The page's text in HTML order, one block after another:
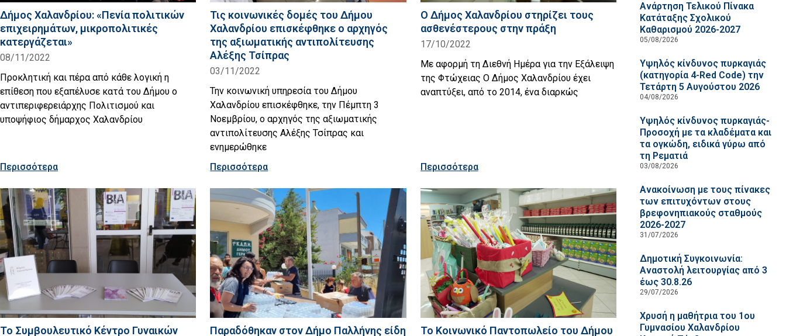
Δήμος Χαλανδρίου: «Πενία πολιτικών
επιχειρημάτων, μικροπολιτικές
κατεργάζεται»
08/11/2022
Προκλητική και πέρα από κάθε λογική η
επίθεση που εξαπέλυσε κατά του Δήμου ο
αντιπεριφερειάρχης Πολιτισμού και
υποψήφιος δήμαρχος Χαλανδρίου
Περισσότερα
Τις κοινωνικές δομές του Δήμου
Χαλανδρίου επισκέφθηκε ο αρχηγός
της αξιωματικής αντιπολίτευσης
Αλέξης Τσίπρας
03/11/2022
Την κοινωνική υπηρεσία του Δήμου
Χαλανδρίου επισκέφθηκε, την Πέμπτη 3
Νοεμβρίου, ο αρχηγός της αξιωματικής
αντιπολίτευσης Αλέξης Τσίπρας και
ενημερώθηκε
Περισσότερα
Ο Δήμος Χαλανδρίου στηρίζει τους
ασθενέστερους στην πράξη
17/10/2022
Με αφορμή τη Διεθνή Ημέρα για την Εξάλειψη
της Φτώχειας Ο Δήμος Χαλανδρίου έχει
αναπτύξει, από το 2014, ένα διαρκώς
Περισσότερα
Το Συμβουλευτικό Κέντρο Γυναικών
Παραδόθηκαν στον Δήμο Παλλήνης είδη
Το Κοινωνικό Παντοπωλείο του Δήμου
Ανάρτηση Τελικού Πίνακα
Κατάταξης Σχολικού
Καθαρισμού 2026-2027
05/08/2026
Υψηλός κίνδυνος πυρκαγιάς
(κατηγορία 4-Red Code) την
Τετάρτη 5 Αυγούστου 2026
04/08/2026
Υψηλός κίνδυνος πυρκαγιάς-
Προσοχή με τα κλαδέματα και
τα ογκώδη, ειδικά γύρω από
τη Ρεματιά
03/08/2026
Ανακοίνωση με τους πίνακες
των επιτυχόντων στους
βρεφονηπιακούς σταθμούς
2026-2027
31/07/2026
Δημοτική Συγκοινωνία:
Αναστολή λειτουργίας από 3
έως 30.8.26
29/07/2026
Χρυσή η μαθήτρια του 1ου
Γυμνασίου Χαλανδρίου